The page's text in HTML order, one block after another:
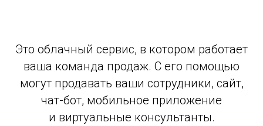
Это облачный сервис, в котором работает
ваша команда продаж. С его помощью
могут продавать ваши сотрудники, сайт,
чат-бот, мобильное приложение
и виртуальные консультанты.